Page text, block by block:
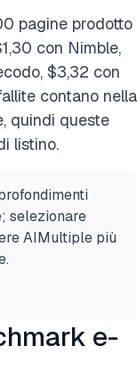
pagine prodotto
con Nimble,
$3,32 con
contano nella
quindi queste
listino.
selezionare
AIMultiple più
e-